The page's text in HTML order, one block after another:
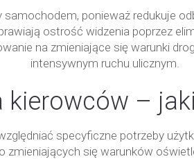
ponieważ redukuje
ostrość widzenia poprzez
na zmieniające się warunki
intensywnym ruchu ulicznym.
kierowców –
specyficzne potrzeby
się warunków